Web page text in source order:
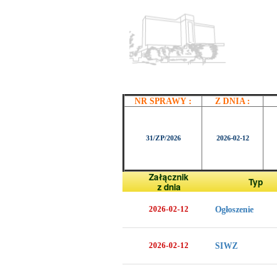
NR SPRAWY : Z DNIA :
31/ZP/2026 2026-02-12
Załącznik
z dnia Typ
2026-02-12 Ogłoszenie
2026-02-12 SIWZ